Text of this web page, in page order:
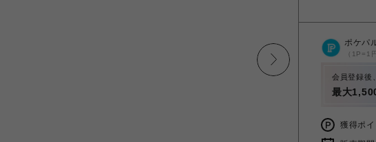
ポケパ
（1P=1
会員登録後
最大
獲得ポ